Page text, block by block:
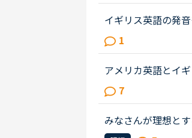
イギリス英語の発
ています。アメリ
人はアメリカ英語と
1
アメリカ英語とイ
英語を学びたい！
た。先日、セルビア
7
みなさんが理想と
れの)英語ですか？